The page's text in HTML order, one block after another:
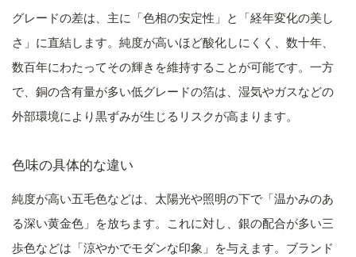
グレードの差は、主に「色相の安定性」と「経年変化の美し
さ」に直結します。純度が高いほど酸化しにくく、数十年、
数百年にわたってその輝きを維持することが可能です。一方
で、銅の含有量が多い低グレードの箔は、湿気やガスなどの
外部環境により黒ずみが生じるリスクが高まります。
色味の具体的な違い
純度が高い五毛色などは、太陽光や照明の下で「温かみのあ
る深い黄金色」を放ちます。これに対し、銀の配合が多い三
歩色などは「涼やかでモダンな印象」を与えます。ブランド